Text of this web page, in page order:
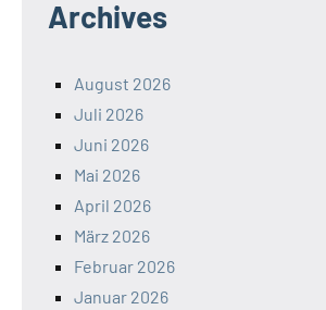
Archives
August 2026
Juli 2026
Juni 2026
Mai 2026
April 2026
März 2026
Februar 2026
Januar 2026